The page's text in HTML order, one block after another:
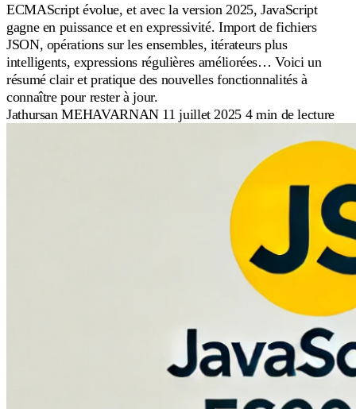
ECMAScript évolue, et avec la version 2025, JavaScript
gagne en puissance et en expressivité. Import de fichiers
JSON, opérations sur les ensembles, itérateurs plus
intelligents, expressions régulières améliorées… Voici un
résumé clair et pratique des nouvelles fonctionnalités à
connaître pour rester à jour.
Jathursan MEHAVARNAN 11 juillet 2025 4 min de lecture